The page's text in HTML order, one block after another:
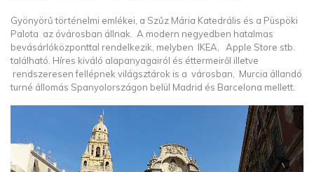
Gyönyörű történelmi emlékei, a Szűz Mária Katedrális és a Püspöki
Palota az óvárosban állnak. A modern negyedben hatalmas
bevásárlóközponttal rendelkezik, melyben IKEA, Apple Store stb.
található. Híres kiváló alapanyagairól és éttermeiről illetve
rendszeresen fellépnek világsztárok is a városban, Murcia állandó
turné állomás Spanyolországon belül Madrid és Barcelona mellett.